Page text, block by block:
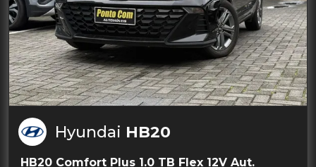
Hyundai HB20
HB20 Comfort Plus 1.0 TB Flex 12V Aut.